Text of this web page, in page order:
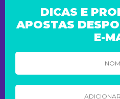
DICAS E
APOSTAS
E-